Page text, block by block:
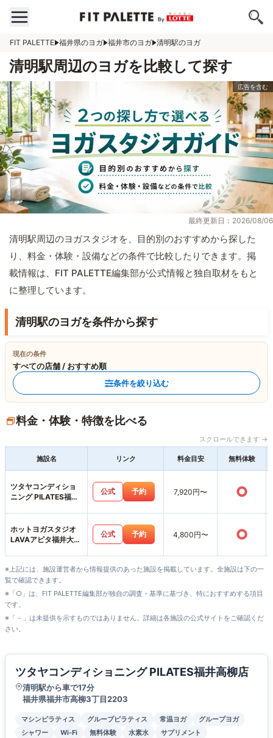
FIT PALETTE 福井県のヨガ 福井市のヨガ 清明駅のヨガ
清明駅周辺のヨガを比較して探す
最終更新日：2026/08/06
清明駅周辺のヨガスタジオを、目的別のおすすめから探した
り、料金・体験・設備などの条件で比較したりできます。掲
載情報は、FIT PALETTE編集部が公式情報と独自取材をもと
に整理しています。
清明駅のヨガを条件から探す
現在の条件
すべての店舗 / おすすめ順
条件を絞り込む
料金・体験・特徴を比べる
スクロールできます →
施設名 リンク 料金目安 無料体験
ツタヤコンディショ
ニング PILATES福井
公式 予約 7,920円〜 ○
ホットヨガスタジオ
LAVAアピタ福井大和
公式 予約 4,800円〜 ○
※上記には、施設運営者から情報提供のあった施設を掲載しています。全施設は下の一
覧で確認できます。
※「○」は、FIT PALETTE編集部が独自の調査・基準に基づき、特におすすめする項目
です。
※「－」は未提供を示すものではありません。詳細は各施設の公式サイトをご確認くだ
さい。
ツタヤコンディショニング PILATES福井高柳店
清明駅から車で17分
福井県福井市高柳3丁目2203
マシンピラティス グループピラティス 常温ヨガ
グループヨガ
シャワー
Wi-Fi 無料体験 水素水 サプリメント